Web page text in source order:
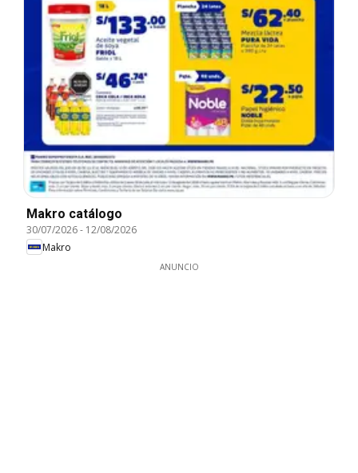
Makro catálogo
30/07/2026- 12/08/2026
Makro
ANUNCIO